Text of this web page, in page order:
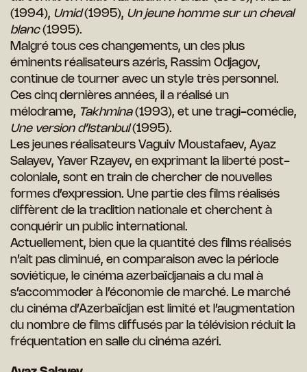
(1994), Umid(1995), Un jeune homme sur un cheval
blanc(1995).
Malgré tous ces changements, un des plus
éminents réalisateurs azéris, Rassim Odjagov,
continue de tourner avec un style très personnel.
Ces cinq dernières années, il a réalisé un
mélodrame, Takhmina(1993), et une tragi-comédie,
Une version d’Istanbul(1995).
Les jeunes réalisateurs Vaguiv Moustafaev, Ayaz
Salayev, Yaver Rzayev, en exprimant la liberté post-
coloniale, sont en train de chercher de nouvelles
formes d’expression. Une partie des films réalisés
diffèrent de la tradition nationale et cherchent à
conquérir un public international.
Actuellement, bien que la quantité des films réalisés
n’ait pas diminué, en comparaison avec la période
soviétique, le cinéma azerbaïdjanais a du mal à
s’accommoder à l’économie de marché. Le marché
du cinéma d’Azerbaïdjan est limité et l’augmentation
du nombre de films diffusés par la télévision réduit la
fréquentation en salle du cinéma azéri.